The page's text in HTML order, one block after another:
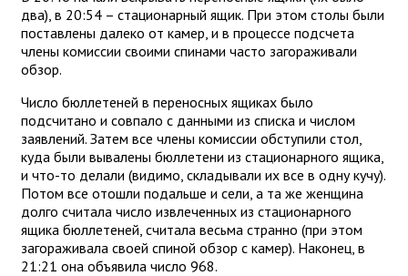
два), в 20:54 – стационарный ящик. При этом столы были
поставлены далеко от камер, и в процессе подсчета
члены комиссии своими спинами часто загораживали
обзор.
Число бюллетеней в переносных ящиках было
подсчитано и совпало с данными из списка и числом
заявлений. Затем все члены комиссии обступили стол,
куда были вывалены бюллетени из стационарного ящика,
и что-то делали (видимо, складывали их все в одну кучу).
Потом все отошли подальше и сели, а та же женщина
долго считала число извлеченных из стационарного
ящика бюллетеней, считала весьма странно (при этом
загораживала своей спиной обзор с камер). Наконец, в
21:21 она объявила число 968.